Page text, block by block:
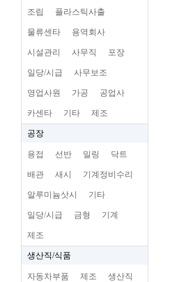
조립 플라스틱사출
물류센타 용역회사
시설관리 사무직 포장
일당/시급 사무보조
영업사원 가공 공업사
카센타 기타 제조
공장
용접 선반 밀링 닥트
배관 새시 기계정비수리
알루미늄삿시 기타
일당/시급 금형 기계
제조
생산직/식품
자동차부품 제조 생산직